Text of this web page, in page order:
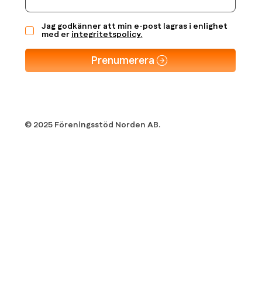
Jag godkänner att min e-post lagras i enlighet
med er integritetspolicy.
Prenumerera
© 2025 Föreningsstöd Norden AB.